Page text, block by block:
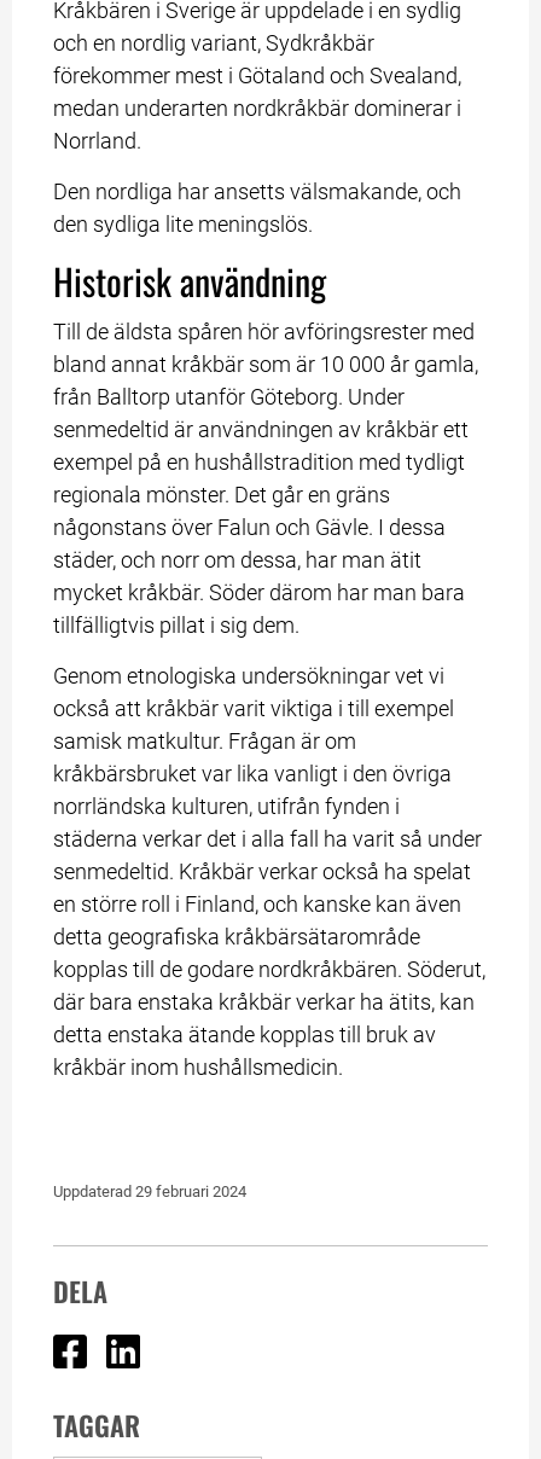
Kråkbären i Sverige är uppdelade i en sydlig
och en nordlig variant, Sydkråkbär
förekommer mest i Götaland och Svealand,
medan underarten nordkråkbär dominerar i
Norrland.
Den nordliga har ansetts välsmakande, och
den sydliga lite meningslös.
Historisk användning
Till de äldsta spåren hör avföringsrester med
bland annat kråkbär som är 10 000 år gamla,
från Balltorp utanför Göteborg. Under
senmedeltid är användningen av kråkbär ett
exempel på en hushållstradition med tydligt
regionala mönster. Det går en gräns
någonstans över Falun och Gävle. I dessa
städer, och norr om dessa, har man ätit
mycket kråkbär. Söder därom har man bara
tillfälligtvis pillat i sig dem.
Genom etnologiska undersökningar vet vi
också att kråkbär varit viktiga i till exempel
samisk matkultur. Frågan är om
kråkbärsbruket var lika vanligt i den övriga
norrländska kulturen, utifrån fynden i
städerna verkar det i alla fall ha varit så under
senmedeltid. Kråkbär verkar också ha spelat
en större roll i Finland, och kanske kan även
detta geografiska kråkbärsätarområde
kopplas till de godare nordkråkbären. Söderut,
där bara enstaka kråkbär verkar ha ätits, kan
detta enstaka ätande kopplas till bruk av
kråkbär inom hushållsmedicin.
Uppdaterad 29 februari 2024
DELA
Dela på Facebook
TAGGAR